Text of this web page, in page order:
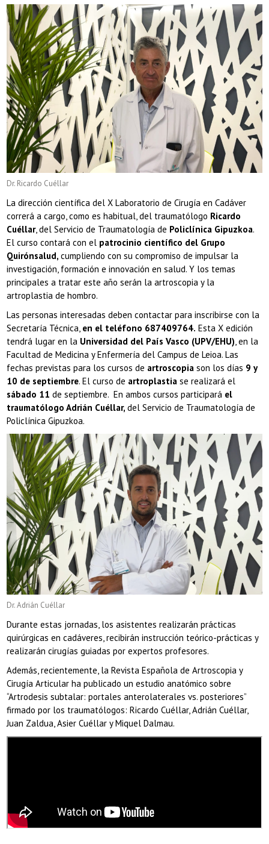
Dr. Ricardo Cuéllar
La dirección científica del X Laboratorio de Cirugía en Cadáver
correrá a cargo, como es habitual, del traumatólogo Ricardo
Cuéllar, del Servicio de Traumatología de Policlínica Gipuzkoa.
El curso contará con el patrocinio científico del Grupo
Quirónsalud,cumpliendo con su compromiso de impulsar la
investigación, formación e innovación en salud. Y los temas
principales a tratar este año serán la artroscopia y la
artroplastia de hombro.
Las personas interesadas deben contactar para inscribirse con la
Secretaría Técnica, en el teléfono 687409764. Esta X edición
tendrá lugar en la Universidad del País Vasco (UPV/EHU) , en la
Facultad de Medicina y Enfermería del Campus de Leioa. Las
fechas previstas para los cursos de artroscopia son los días 9 y
10 de septiembre. El curso de artroplastia se realizará el
sábado 11 de septiembre. En ambos cursos participará el
traumatólogo Adrián Cuéllar,del Servicio de Traumatología de
Policlínica Gipuzkoa.
Dr. Adrián Cuéllar
Durante estas jornadas, los asistentes realizarán prácticas
quirúrgicas en cadáveres, recibirán instrucción teórico-prácticas y
realizarán cirugías guiadas por expertos profesores.
Además, recientemente, la Revista Española de Artroscopia y
Cirugía Articular ha publicado un estudio anatómico sobre
“Artrodesis subtalar: portales anterolaterales vs. posteriores”
firmado por los traumatólogos: Ricardo Cuéllar, Adrián Cuéllar,
Juan Zaldua, Asier Cuéllar y Miquel Dalmau.